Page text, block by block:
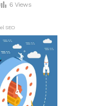
6 Views
SEO